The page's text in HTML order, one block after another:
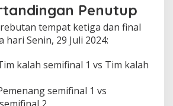
Penutup
tempat ketiga dan final
hari Senin, 29 Juli 2024:
kalah semifinal 1 vs Tim kalah
semifinal 1 vs
2